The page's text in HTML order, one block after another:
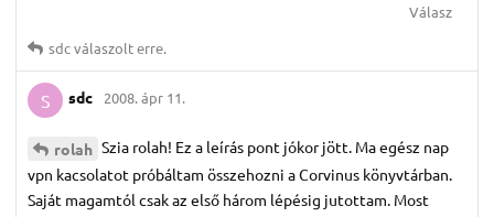
Válasz
sdcválaszolt erre.
S sdc 2008. ápr 11.
rolah Szia rolah! Ez a leírás pont jókor jött. Ma egész nap
vpn kacsolatot próbáltam összehozni a Corvinus könyvtárban.
Saját magamtól csak az első három lépésig jutottam. Most